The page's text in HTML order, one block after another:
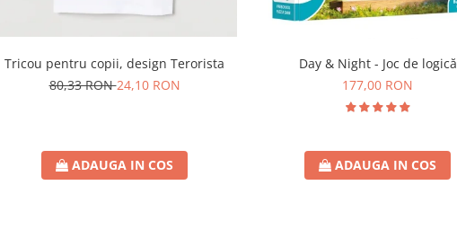
Tricou pentru copii, design Terorista
80,33 RON24,10 RON
ADAUGA IN COS
Day & Night - Joc de logică
177,00 RON
ADAUGA IN COS